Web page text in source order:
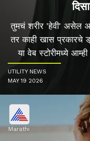
तुमचं शरीर 'हेवी' असेल
तर काही खास प्रकारचे
या वेब स्टोरीमध्ये
UTILITY NEWS
MAY 19 2026
Marathi